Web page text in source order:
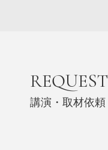
REQUEST
講演・取材依頼